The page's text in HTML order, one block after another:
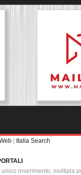
| Italia Search
inserimento, multipla